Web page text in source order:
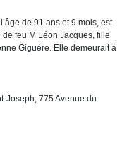
de 91 ans et 9 mois, est
feu M Léon Jacques, fille
Giguère. Elle demeurait à
Joseph, 775 Avenue du